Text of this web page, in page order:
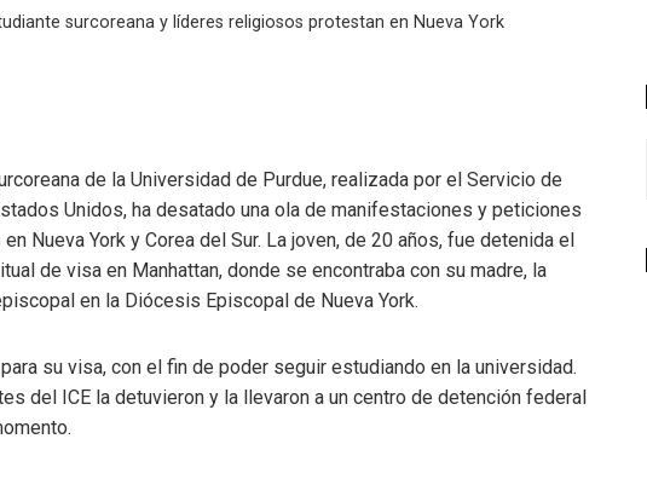
surcoreana y líderes religiosos protestan en Nueva York
de la Universidad de Purdue, realizada por el Servicio de
Unidos, ha desatado una ola de manifestaciones y peticiones
Nueva York y Corea del Sur. La joven, de 20 años, fue detenida el
de visa en Manhattan, donde se encontraba con su madre, la
en la Diócesis Episcopal de Nueva York.
su visa, con el fin de poder seguir estudiando en la universidad.
del ICE la detuvieron y la llevaron a un centro de detención federal